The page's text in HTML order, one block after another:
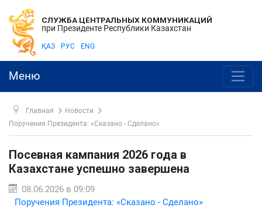
СЛУЖБА ЦЕНТРАЛЬНЫХ КОММУНИКАЦИЙ
при Президенте Республики Казахстан
ҚАЗ РУС ENG
Меню
Главная
Новости
Поручения Президента: «Сказано - Сделано»
Посевная кампания 2026 года в
Казахстане успешно завершена
08.06.2026 в 09:09
Поручения Президента: «Сказано - Сделано»